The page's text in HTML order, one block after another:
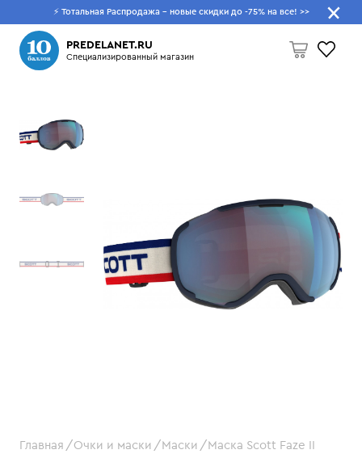
⚡ Тотальная Распродажа - новые скидки до -75% на все! >>
PREDELANET.RU
Специализированный магазин
Пусто
Что будем искать?
Главная Очки и маски Маски
Маска Scott Faze II